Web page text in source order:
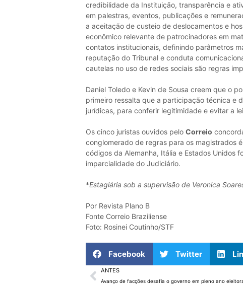
credibilidade da Instituição, transparência e
em palestras, eventos, publicações e
a aceitação de custeio de deslocamentos e
econômico relevante de patrocinadores em
contatos institucionais, definindo parâmetros
reputação do Tribunal e conduta
cautelas no uso de redes sociais são regras
Daniel Toledo e Kevin de Sousa creem que o
primeiro ressalta que a participação técnica e
jurídicas, para conferir legitimidade e evitar a
Os cinco juristas ouvidos pelo Correio
conglomerado de regras para os magistrados
códigos da Alemanha, Itália e Estados Unidos
imparcialidade do Judiciário.
*Estagiária sob a supervisão de Veronica
Por Revista Plano B
Fonte Correio Braziliense
Foto: Rosinei Coutinho/STF
Facebook Twitter
ANTES
Avanço de facções desafia o governo em pleno ano